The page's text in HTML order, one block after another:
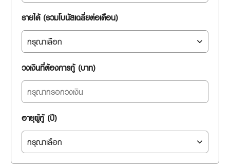
รายได้ (รวมโบนัสเฉลี่ยต่อเดือน)
วงเงินที่ต้องการกู้ (บาท)
อายุผู้กู้ (ปี)